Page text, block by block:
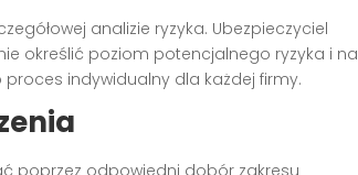
analizie ryzyka. Ubezpieczyciel
określić poziom potencjalnego ryzyka i na
indywidualny dla każdej firmy.